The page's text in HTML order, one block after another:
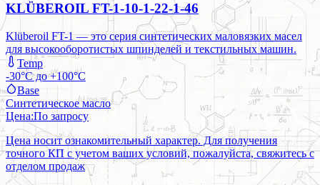
KLÜBEROIL FT-1-10-1-22-1-46
Klüberoil FT-1 — это серия синтетических маловязких масел
для высокооборотистых шпинделей и текстильных машин.
Temp
-30°C до +100°C
Base
Синтетическое масло
Цена:По запросу
Цена носит ознакомительный характер. Для получения
точного КП с учетом ваших условий, пожалуйста, свяжитесь с
отделом продаж